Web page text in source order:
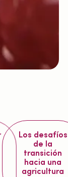
Los desafíos
de la
transición
hacia una
agricultura